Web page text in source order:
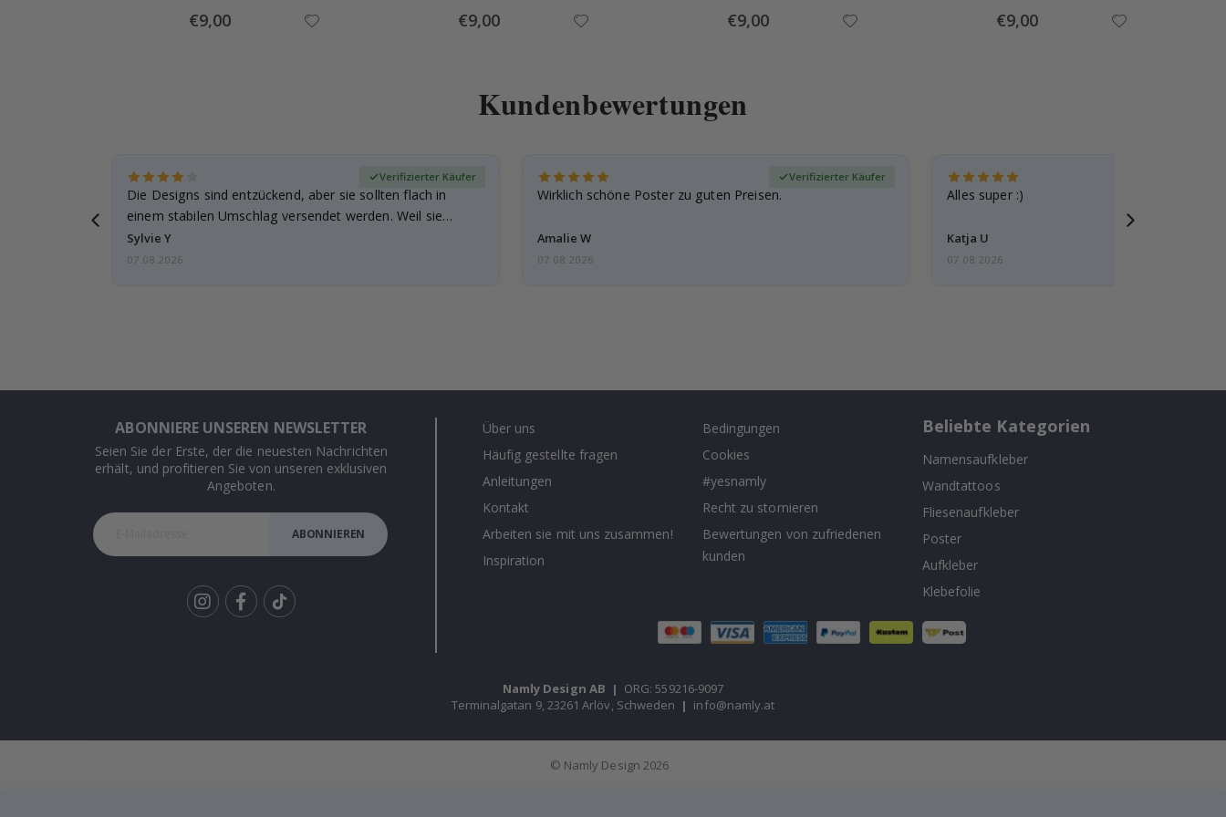
Special
Price
€9,00 Special
Price
€9,00 Special
Price
€9,00 Special
Price
€9,00
Kundenbewertungen
Die Designs sind entzückend, aber sie sollten flach in
einem stabilen Umschlag versendet werden. Weil sie…
Sylvie Y
Verifizierter Käufer
07.08.2026
Wirklich schöne Poster zu guten Preisen.
Amalie W
Verifizierter Käufer
07.08.2026
Alles super :)
Katja U
07.08.2026
ABONNIERE UNSEREN NEWSLETTER
Seien Sie der Erste, der die neuesten Nachrichten
erhält, und profitieren Sie von unseren exklusiven
Angeboten.
ABONNIEREN
Über uns
Häufig gestellte fragen
Anleitungen
Kontakt
Arbeiten sie mit uns zusammen!
Inspiration
Bedingungen
Cookies
#yesnamly
Recht zu stornieren
Bewertungen von zufriedenen
kunden
Beliebte Kategorien
Namensaufkleber
Wandtattoos
Fliesenaufkleber
Poster
Aufkleber
Klebefolie
Namly Design AB | ORG: 559216-9097
Terminalgatan 9, 23261 Arlöv, Schweden | info@namly.at
© Namly Design 2026